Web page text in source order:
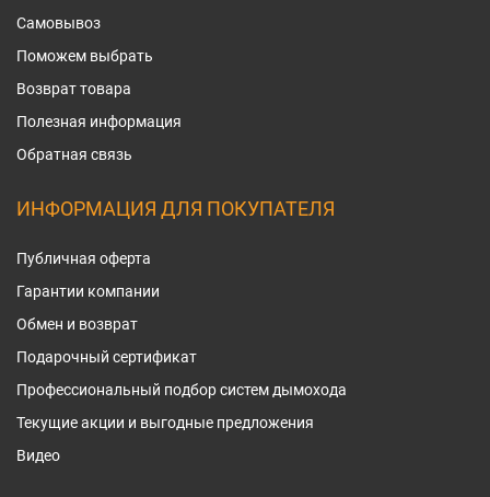
Самовывоз
Поможем выбрать
Возврат товара
Полезная информация
Обратная связь
ИНФОРМАЦИЯ ДЛЯ ПОКУПАТЕЛЯ
Публичная оферта
Гарантии компании
Обмен и возврат
Подарочный сертификат
Профессиональный подбор систем дымохода
Текущие акции и выгодные предложения
Видео